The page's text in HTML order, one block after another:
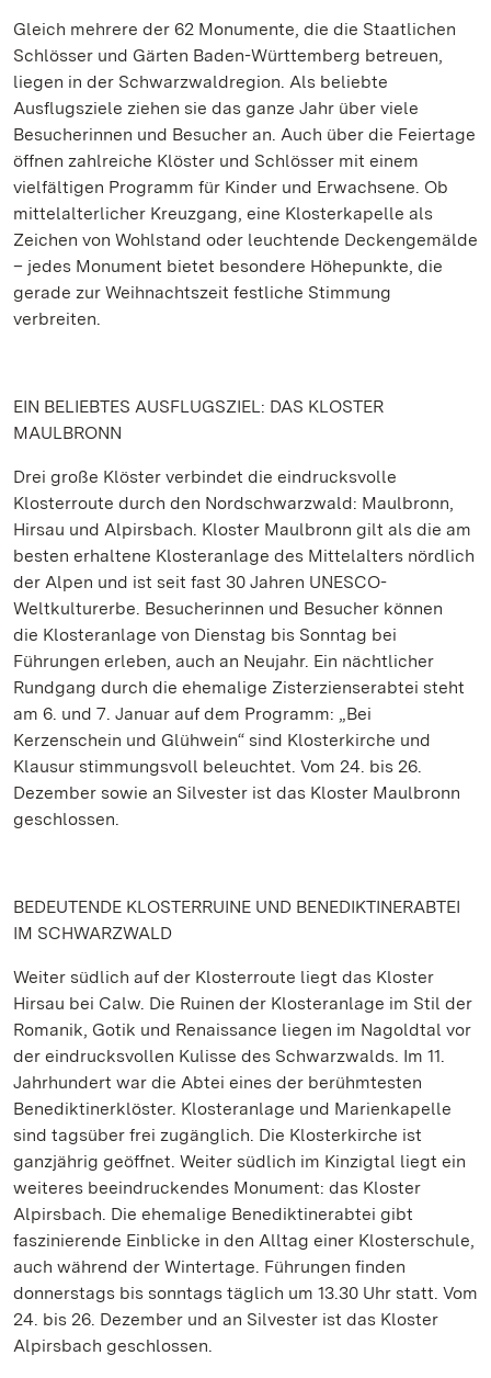
Gleich mehrere der 62 Monumente, die die Staatlichen
Schlösser und Gärten Baden-Württemberg betreuen,
liegen in der Schwarzwaldregion. Als beliebte
Ausflugsziele ziehen sie das ganze Jahr über viele
Besucherinnen und Besucher an. Auch über die Feiertage
öffnen zahlreiche Klöster und Schlösser mit einem
vielfältigen Programm für Kinder und Erwachsene. Ob
mittelalterlicher Kreuzgang, eine Klosterkapelle als
Zeichen von Wohlstand oder leuchtende Deckengemälde
– jedes Monument bietet besondere Höhepunkte, die
gerade zur Weihnachtszeit festliche Stimmung
verbreiten.
EIN BELIEBTES AUSFLUGSZIEL: DAS KLOSTER
MAULBRONN
Drei große Klöster verbindet die eindrucksvolle
Klosterroute durch den Nordschwarzwald: Maulbronn,
Hirsau und Alpirsbach. Kloster Maulbronn gilt als die am
besten erhaltene Klosteranlage des Mittelalters nördlich
der Alpen und ist seit fast 30 Jahren UNESCO-
Weltkulturerbe. Besucherinnen und Besucher können
die Klosteranlage von Dienstag bis Sonntag bei
Führungen erleben, auch an Neujahr. Ein nächtlicher
Rundgang durch die ehemalige Zisterzienserabtei steht
am 6. und 7. Januar auf dem Programm: „Bei
Kerzenschein und Glühwein“ sind Klosterkirche und
Klausur stimmungsvoll beleuchtet. Vom 24. bis 26.
Dezember sowie an Silvester ist das Kloster Maulbronn
geschlossen.
BEDEUTENDE KLOSTERRUINE UND BENEDIKTINERABTEI
IM SCHWARZWALD
Weiter südlich auf der Klosterroute liegt das Kloster
Hirsau bei Calw. Die Ruinen der Klosteranlage im Stil der
Romanik, Gotik und Renaissance liegen im Nagoldtal vor
der eindrucksvollen Kulisse des Schwarzwalds. Im 11.
Jahrhundert war die Abtei eines der berühmtesten
Benediktinerklöster. Klosteranlage und Marienkapelle
sind tagsüber frei zugänglich. Die Klosterkirche ist
ganzjährig geöffnet. Weiter südlich im Kinzigtal liegt ein
weiteres beeindruckendes Monument: das Kloster
Alpirsbach. Die ehemalige Benediktinerabtei gibt
faszinierende Einblicke in den Alltag einer Klosterschule,
auch während der Wintertage. Führungen finden
donnerstags bis sonntags täglich um 13.30 Uhr statt. Vom
24. bis 26. Dezember und an Silvester ist das Kloster
Alpirsbach geschlossen.